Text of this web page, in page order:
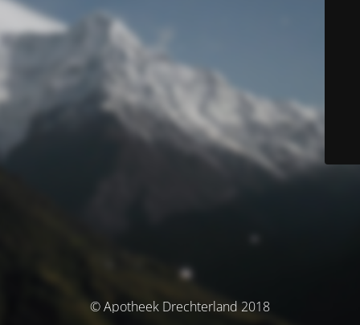
© Apotheek Drechterland 2018